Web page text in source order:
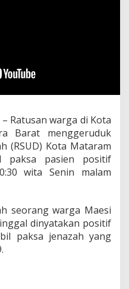
– Ratusan warga di Kota
Barat menggeruduk
(RSUD) Kota Mataram
paksa pasien positif
wita Senin malam
seorang warga Maesi
dinyatakan positif
paksa jenazah yang